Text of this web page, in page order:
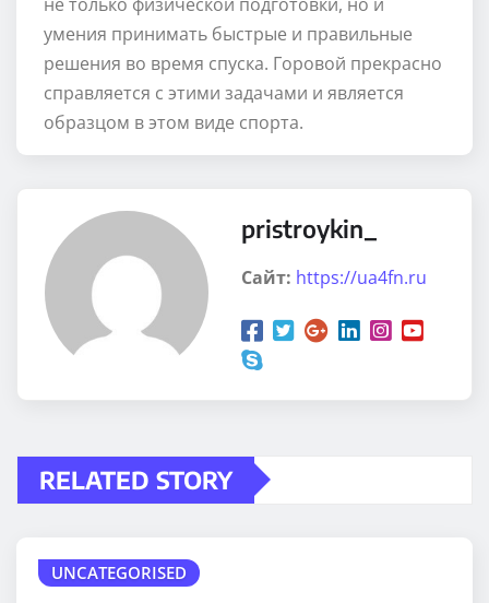
умения принимать быстрые и правильные
решения во время спуска. Горовой прекрасно
справляется с этими задачами и является
образцом в этом виде спорта.
pristroykin_
Сайт: https://ua4fn.ru
RELATED STORY
UNCATEGORISED